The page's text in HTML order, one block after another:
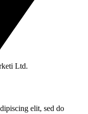
Ltd.
elit, sed do